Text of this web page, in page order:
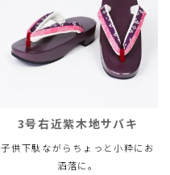
3号右近紫木地サバキ
子供下駄ながらちょっと小粋にお
洒落に。